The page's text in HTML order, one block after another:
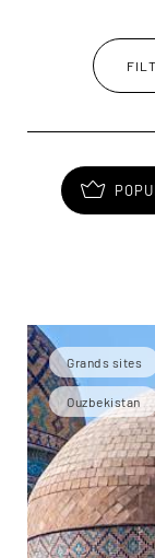
de l’univers.
cuites
particularité
Grands sites
Ouzbekistan